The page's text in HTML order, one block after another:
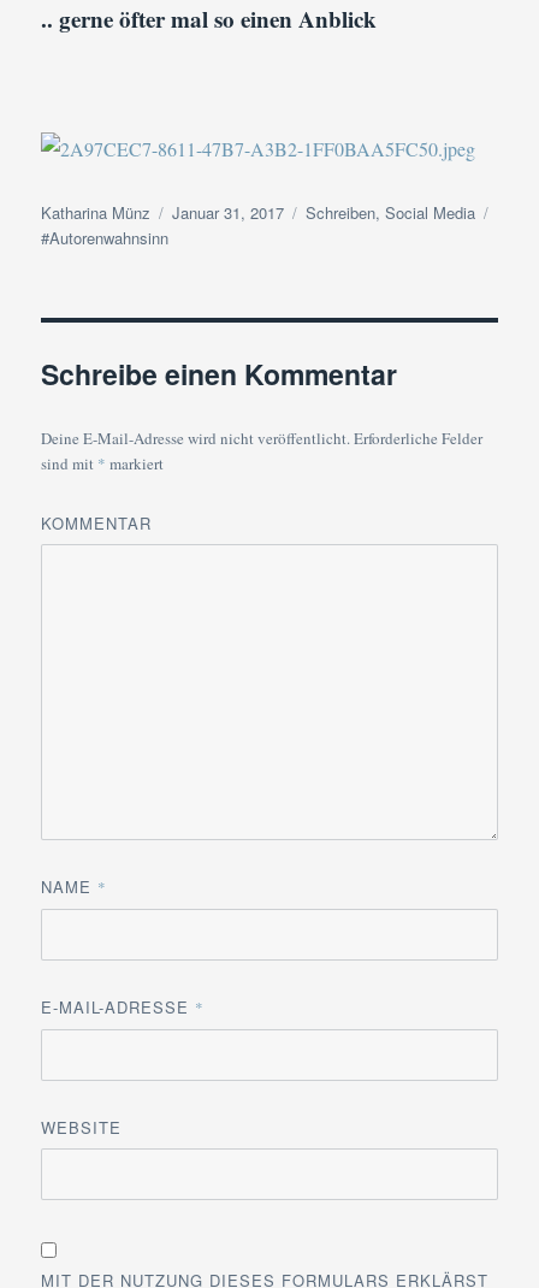
.. gerne öfter mal so einen Anblick
Autor
Katharina Münz
Veröffentlicht
Januar 31, 2017 Kategorien
Schreiben,Social Media
#Autorenwahnsinn
Schreibe einen Kommentar
Deine E-Mail-Adresse wird nicht veröffentlicht.Erforderliche Felder
sind mit * markiert
KOMMENTAR
NAME *
E-MAIL-ADRESSE *
WEBSITE
MIT DER NUTZUNG DIESES FORMULARS ERKLÄRST